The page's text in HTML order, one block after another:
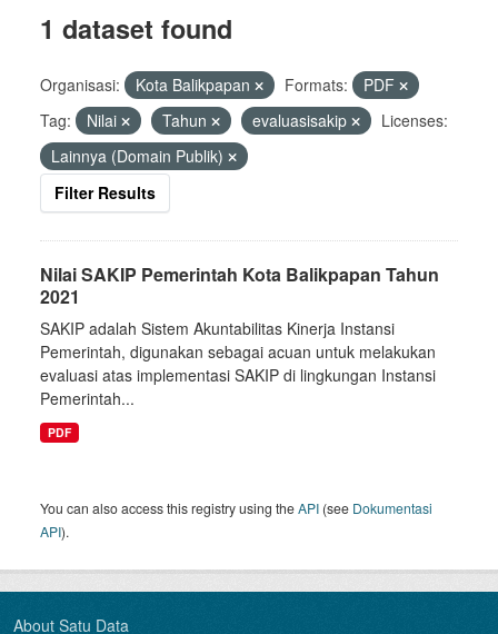
1 dataset found
Organisasi: Kota Balikpapan Formats:
PDF
Tag:
Nilai Tahun evaluasisakip
Licenses:
Lainnya (Domain Publik)
Filter Results
Nilai SAKIP Pemerintah Kota Balikpapan Tahun
2021
SAKIP adalah Sistem Akuntabilitas Kinerja Instansi
Pemerintah, digunakan sebagai acuan untuk melakukan
evaluasi atas implementasi SAKIP di lingkungan Instansi
Pemerintah...
PDF
You can also access this registry using theAPI (see Dokumentasi
API).
About Satu Data